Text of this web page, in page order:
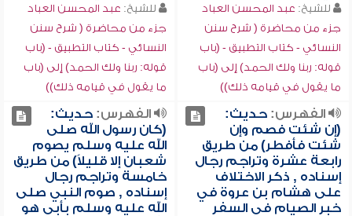
للشيخ: عبد المحسن العباد
جزء من محاضرة ( شرح سنن
النسائي - كتاب التطبيق - (باب
قوله: ربنا ولك الحمد) إلى (باب
ما يقول في قيامه ذلك))
للشيخ: عبد المحسن العباد
جزء من محاضرة ( شرح سنن
النسائي - كتاب التطبيق - (باب
قوله: ربنا ولك الحمد) إلى (باب
ما يقول في قيامه ذلك))
الفهرس:حديث:
(إن شئت فصم وإن
شئت فأفطر) من طريق
رابعة عشرة وتراجم رجال
إسناده , ذكر الاختلاف
على هشام بن عروة في
خبر الصيام في السفر
الفهرس:حديث:
(كان رسول الله صلى
الله عليه وسلم يصوم
شعبان إلا قليلاً) من طريق
خامسة وتراجم رجال
إسناده , صوم النبي صلى
الله عليه وسلم بأبي هو